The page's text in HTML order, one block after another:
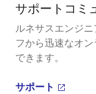
サポートコミ
ルネサスエンジ
フから迅速なオ
できます。
サポート